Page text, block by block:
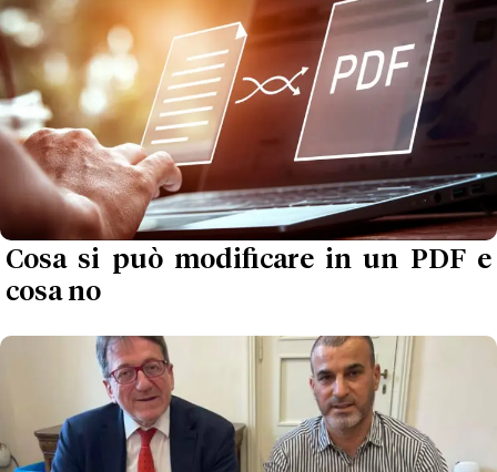
Cosa si può modificare in un PDF e
cosa no